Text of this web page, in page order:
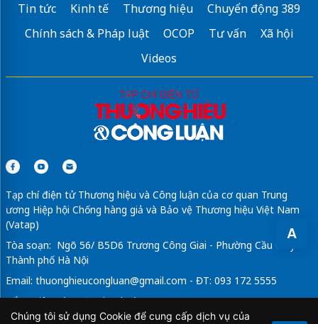
A
Tin tức Kinh tế Thương hiệu
Chuyển động 389
Chính sách & Pháp luật
OCOP Tư vấn
Xã hội
Videos
Tạp chí điện tử Thương hiệu và Công luận của cơ quan Trung
ương Hiệp hội Chống hàng giả và Bảo vệ Thương hiệu Việt Nam
(Vatap)
Tòa soạn: Ngõ 56/ B5D6 Trương Công Giai - Phường Cầu Giấy -
Thành phố Hà Nội
Email: thuonghieucongluan@gmail.com - ĐT: 093 172 5555
Tổng Biên Tập: Vũ Đức Thuận
Chúng tôi sử dụng Cookie để cung cấp dịch vụ của